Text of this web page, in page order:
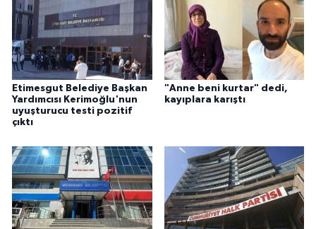
Etimesgut Belediye Başkan
Yardımcısı Kerimoğlu'nun
uyuşturucu testi pozitif
çıktı
"Anne beni kurtar" dedi,
kayıplara karıştı